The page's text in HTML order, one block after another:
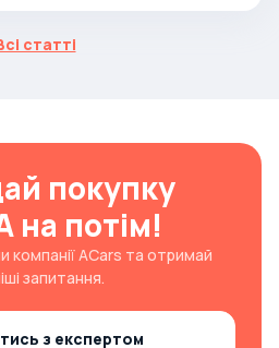
статті
покупку
на потім!
компанії ACars та отримай
запитання.
з експертом